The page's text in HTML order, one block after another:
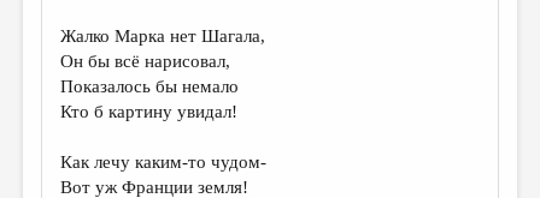
КНИЖНАЯ ПОЛКА
ОБЗОР ЛИТЕРАТУРЫ
ОБЪЯВЛЕНИЯ
Жалко Марка нет Шагала,
Он бы всё нарисовал,
Показалось бы немало
Кто б картину увидал!
Как лечу каким-то чудом-
Вот уж Франции земля!